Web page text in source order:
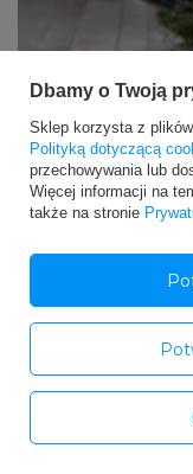
Szukasz pomysłu na
Dbamy o Twoją
Sklep korzysta z
Polityką dotyczącą
przechowywania lub
Więcej informacji na
także na stronie